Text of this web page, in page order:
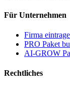
Für Unternehmen
Firma
PRO Paket
AI-GROW
Rechtliches